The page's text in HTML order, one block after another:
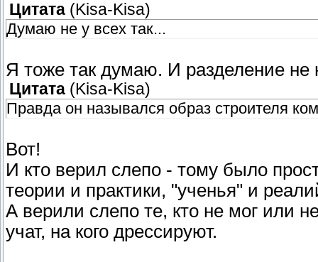
Цитата ( Kisa-Kisa)
Думаю не у всех так...
Я тоже так думаю. И разделение не
Цитата ( Kisa-Kisa)
Правда он назывался образ строителя
Вот!
И кто верил слепо - тому было
теории и практики, "ученья" и
А верили слепо те, кто не мог или
учат, на кого дрессируют.